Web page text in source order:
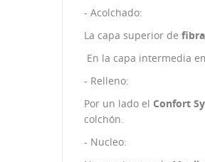
- Acolchado:
La capa superior de
En la capa intermedia
- Relleno:
Por un lado el Confort
colchón.
- Nucleo: